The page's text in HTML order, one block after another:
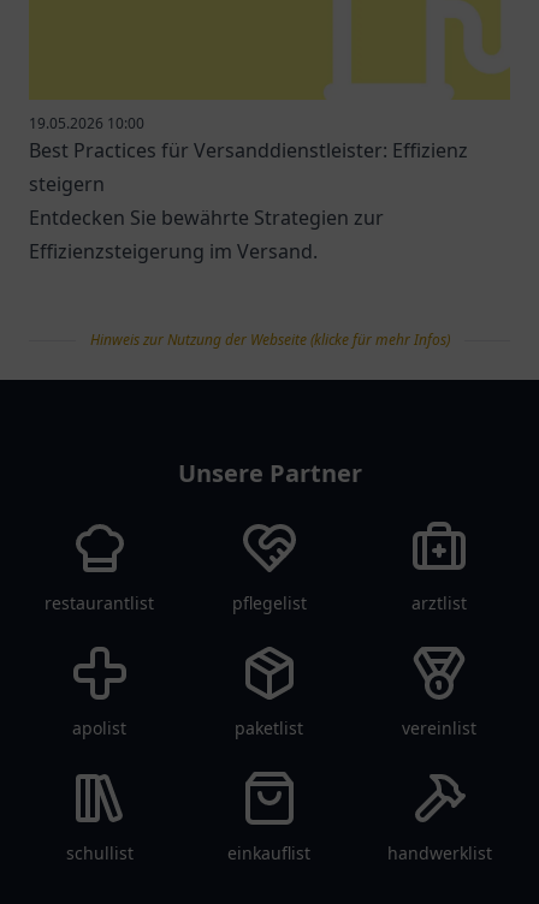
19.05.2026 10:00
Best Practices für Versanddienstleister: Effizienz
steigern
Entdecken Sie bewährte Strategien zur
Effizienzsteigerung im Versand.
Hinweis zur Nutzung der Webseite (klicke für mehr Infos)
Unsere Partner
restaurantlist pflegelist arztlist
apolist paketlist vereinlist
schullist einkauflist handwerklist